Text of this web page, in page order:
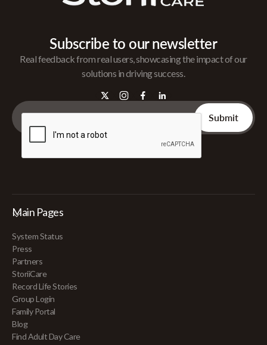
Subscribe to our newsletter
Real feedback from real users, showcasing the impact of our
solutions in driving success.
Main Pages
System Status
Press
Partners
StoriiCare
Record Life Stories
Group Login
Family Portal
Blog
Find Adult Day Care